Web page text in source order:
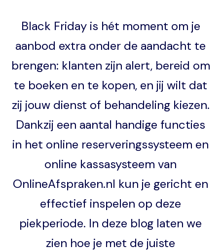
Black Friday is hét moment om je
aanbod extra onder de aandacht te
brengen: klanten zijn alert, bereid om
te boeken en te kopen, en jij wilt dat
zij jouw dienst of behandeling kiezen.
Dankzij een aantal handige functies
in het online reserveringssysteem en
online kassasysteem van
OnlineAfspraken.nl kun je gericht en
effectief inspelen op deze
piekperiode. In deze blog laten we
zien hoe je met de juiste